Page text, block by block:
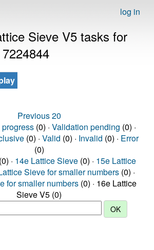
log in
Sieve V5 tasks for
Previous 20
progress(0) · Validation pending (0) ·
(0) · Valid (0) · Invalid (0) · Error
(0)
(0) · 14e Lattice Sieve (0) · 15e Lattice
Sieve for smaller numbers (0) ·
for smaller numbers (0) · 16e Lattice
Sieve V5 (0)